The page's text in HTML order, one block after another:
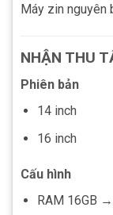
Máy zin
NHẬN THU
Phiên bản
14 inch
16 inch
Cấu hình
RAM 16GB